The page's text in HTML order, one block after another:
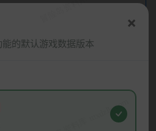
的默认游戏数据版本
×
World 的支持與愛護！
將配合四轉推出相關活動，
勵，敬請期待。
聲音，致力於提供最優質的